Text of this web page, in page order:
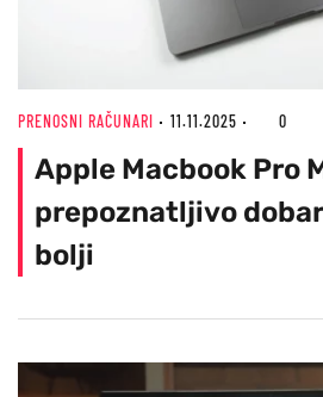
PRENOSNI RAČUNARI 11.11.2025 0
Apple Macbook Pro
prepoznatljivo
bolji